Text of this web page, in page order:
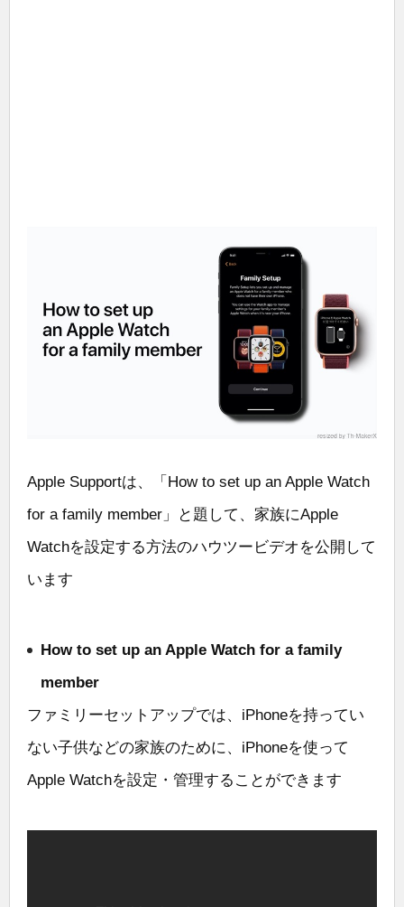
Apple Supportは、「How to set up an Apple Watch
for a family member」と題して、家族にApple
Watchを設定する方法のハウツービデオを公開して
います
How to set up an Apple Watch for a family
member
ファミリーセットアップでは、iPhoneを持ってい
ない子供などの家族のために、iPhoneを使って
Apple Watchを設定・管理することができます